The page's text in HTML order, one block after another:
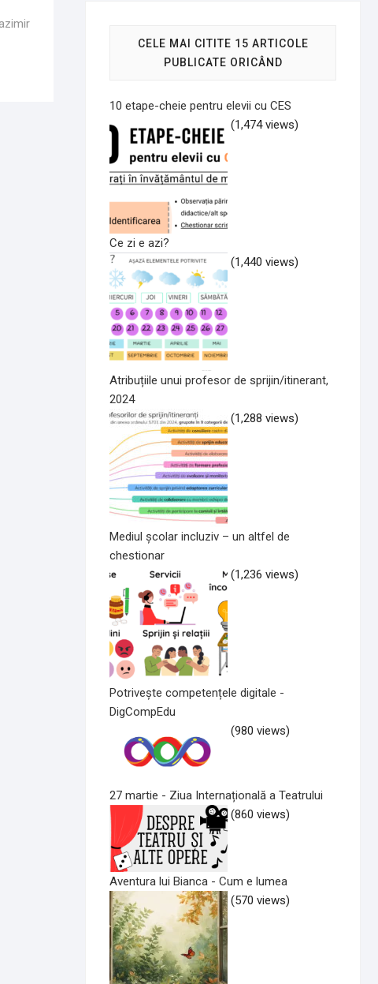
CELE MAI CITITE 15 ARTICOLE
PUBLICATE ORICÂND
10 etape-cheie pentru elevii cu CES
(1,474 views)
Ce zi e azi?
(1,440 views)
Atribuțiile unui profesor de sprijin/itinerant,
2024
(1,288 views)
Mediul școlar incluziv – un altfel de
chestionar
(1,236 views)
Potrivește competențele digitale -
DigCompEdu
(980 views)
27 martie - Ziua Internațională a Teatrului
(860 views)
Aventura lui Bianca - Cum e lumea
(570 views)